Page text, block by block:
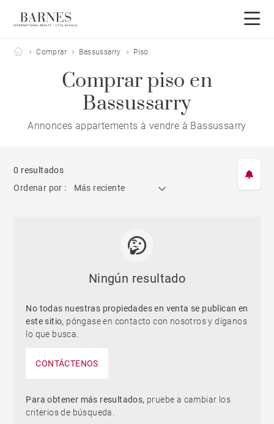
Barnes Côte Basque
Comprar Bassussarry Piso
Comprar piso en
Bassussarry
Annonces appartements à vendre à Bassussarry
0 resultados
Ordenar por :
Más reciente
Ningún resultado
No todas nuestras propiedades en venta se publican en
este sitio, póngase en contacto con nosotros y díganos
lo que busca.
CONTÁCTENOS
Para obtener más resultados, pruebe a cambiar los
criterios de búsqueda.